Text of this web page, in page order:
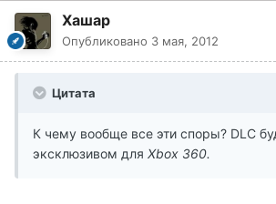
Хашар
Опубликовано 3 мая, 2012
Цитата
К чему вообще все эти споры? DLC
эксклюзивом для Xbox 360.